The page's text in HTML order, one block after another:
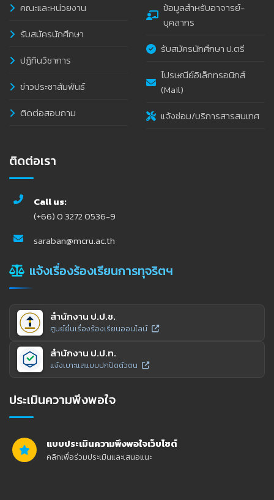
คณะและหน่วยงาน
รับสมัครนักศึกษา
ปฏิทินวิชาการ
ข่าวประชาสัมพันธ์
ติดต่อสอบถาม
ข้อมูลสำหรับอาจารย์-
บุคลากร
รับสมัครนักศึกษา ป.ตรี
ไปรษณีย์อิเล็กทรอนิกส์
(Mail)
แจ้งซ่อม/บริการสารสนเทศ
ติดต่อเรา
Call us:
(+66) 0 3272 0536-9
saraban@mcru.ac.th
แจ้งเรื่องร้องเรียนการทุจริตฯ
สำนักงาน ป.ป.ช.
ศูนย์ยื่นเรื่องร้องเรียนออนไลน์
สำนักงาน ป.ป.ท.
แจ้งเบาะแสแบบปกปิดตัวตน
ประเมินความพึงพอใจ
แบบประเมินความพึงพอใจเว็บไซต์
คลิกเพื่อร่วมประเมินและเสนอแนะ